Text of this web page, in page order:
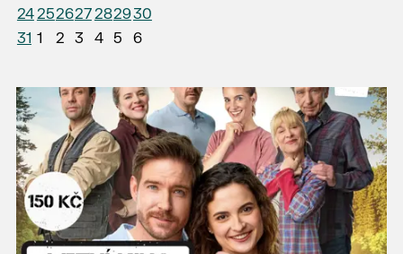
24252627282930
31 1 2 3 4 5 6